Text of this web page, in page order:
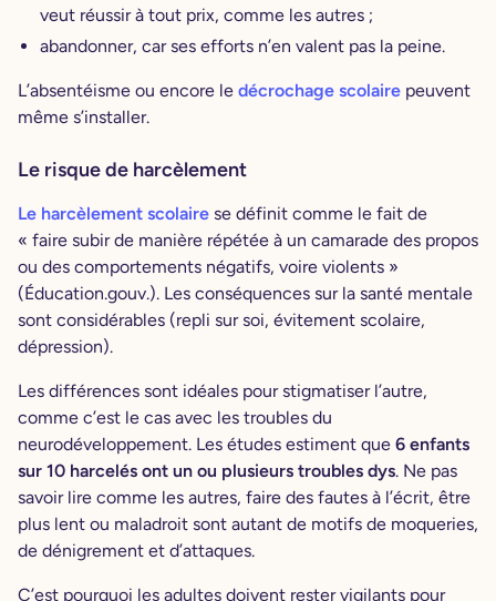
veut réussir à tout prix, comme les autres ;
abandonner, car ses efforts n’en valent pas la peine.
L’absentéisme ou encore le décrochage scolaire peuvent
même s’installer.
Le risque de harcèlement
Le harcèlement scolaire se définit comme le fait de
« faire subir de manière répétée à un camarade des propos
ou des comportements négatifs, voire violents »
(Éducation.gouv.). Les conséquences sur la santé mentale
sont considérables (repli sur soi, évitement scolaire,
dépression).
Les différences sont idéales pour stigmatiser l’autre,
comme c’est le cas avec les troubles du
neurodéveloppement. Les études estiment que 6 enfants
sur 10 harcelés ont un ou plusieurs troubles dys. Ne pas
savoir lire comme les autres, faire des fautes à l’écrit, être
plus lent ou maladroit sont autant de motifs de moqueries,
de dénigrement et d’attaques.
C’est pourquoi les adultes doivent rester vigilants pour